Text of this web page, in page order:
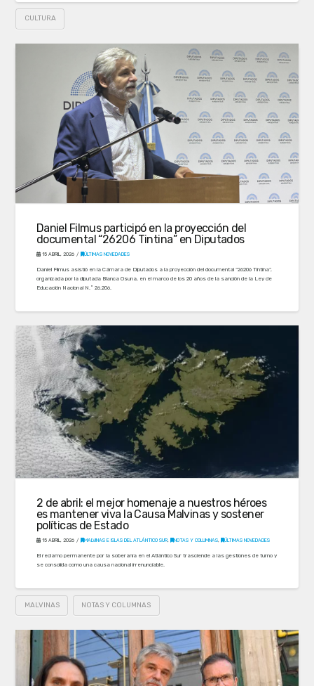
CULTURA
Daniel Filmus participó en la proyección del
documental “26206 Tintina” en Diputados
15 ABRIL, 2026 ÚLTIMAS NOVEDADES
Daniel Filmus asistió en la Cámara de Diputados a la proyección del documental “26206 Tintina”,
organizada por la diputada Blanca Osuna, en el marco de los 20 años de la sanción de la Ley de
Educación Nacional N.º 26.206.
2 de abril: el mejor homenaje a nuestros héroes
es mantener viva la Causa Malvinas y sostener
políticas de Estado
15 ABRIL, 2026 MALVINAS E ISLAS DEL ATLÁNTICO SUR, NOTAS Y COLUMNAS, ÚLTIMAS NOVEDADES
El reclamo permanente por la soberanía en el Atlántico Sur trasciende a las gestiones de turno y
se consolida como una causa nacional irrenunciable.
MALVINAS NOTAS Y COLUMNAS